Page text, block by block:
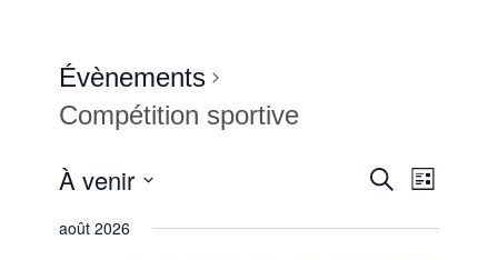
Évènements
Compétition sportive
Recherche
vues
Liste
À venir
une
août 2026